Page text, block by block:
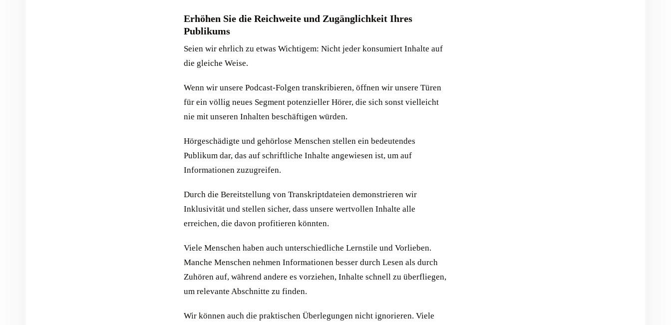
Erhöhen Sie die Reichweite und Zugänglichkeit Ihres
Publikums
Seien wir ehrlich zu etwas Wichtigem: Nicht jeder konsumiert Inhalte auf
die gleiche Weise.
Wenn wir unsere Podcast-Folgen transkribieren, öffnen wir unsere Türen
für ein völlig neues Segment potenzieller Hörer, die sich sonst vielleicht
nie mit unseren Inhalten beschäftigen würden.
Hörgeschädigte und gehörlose Menschen stellen ein bedeutendes
Publikum dar, das auf schriftliche Inhalte angewiesen ist, um auf
Informationen zuzugreifen.
Durch die Bereitstellung von Transkriptdateien demonstrieren wir
Inklusivität und stellen sicher, dass unsere wertvollen Inhalte alle
erreichen, die davon profitieren könnten.
Viele Menschen haben auch unterschiedliche Lernstile und Vorlieben.
Manche Menschen nehmen Informationen besser durch Lesen als durch
Zuhören auf, während andere es vorziehen, Inhalte schnell zu überfliegen,
um relevante Abschnitte zu finden.
Wir können auch die praktischen Überlegungen nicht ignorieren. Viele